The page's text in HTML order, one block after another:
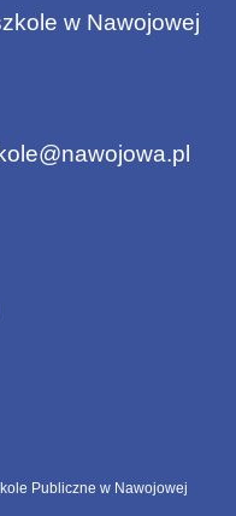
w Nawojowej
Publiczne w Nawojowej